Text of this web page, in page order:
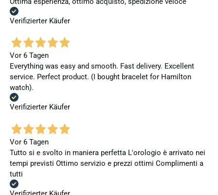
Verifizierter Käufer
Vor 6 Tagen
Everything was easy and smooth. Fast delivery. Excellent
service. Perfect product. (I bought bracelet for Hamilton
watch).
Verifizierter Käufer
Vor 6 Tagen
Tutto si e svolto in maniera perfetta L'orologio è arrivato nei
tempi previsti Ottimo servizio e prezzi ottimi Complimenti a
tutti